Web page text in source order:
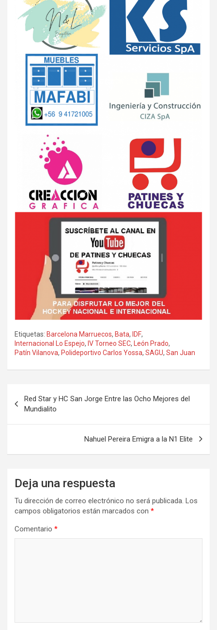
Etiquetas: Barcelona Marruecos, Bata, IDF,
Internacional Lo Espejo, IV Torneo SEC, León Prado,
Patín Vilanova, Polideportivo Carlos Yossa, SAGU, San Juan
de
entradas
Red Star y HC San Jorge Entre las Ocho Mejores del
Mundialito
Nahuel Pereira Emigra a la N1 Elite
Deja una respuesta
Tu dirección de correo electrónico no será publicada. Los
campos obligatorios están marcados con *
Comentario *